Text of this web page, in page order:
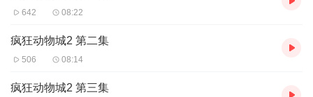
642 08:22
疯狂动物城2 第二集
506 08:14
疯狂动物城2 第三集